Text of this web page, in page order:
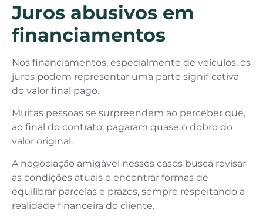
Juros abusivos em
financiamentos
Nos financiamentos, especialmente de veículos, os
juros podem representar uma parte significativa
do valor final pago.
Muitas pessoas se surpreendem ao perceber que,
ao final do contrato, pagaram quase o dobro do
valor original.
A negociação amigável nesses casos busca revisar
as condições atuais e encontrar formas de
equilibrar parcelas e prazos, sempre respeitando a
realidade financeira do cliente.